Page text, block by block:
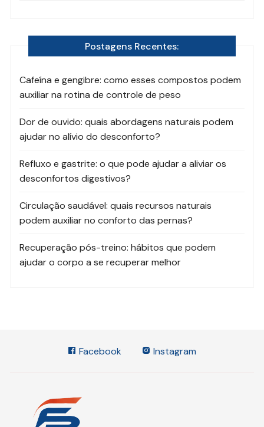
Postagens Recentes:
Cafeína e gengibre: como esses compostos podem
auxiliar na rotina de controle de peso
Dor de ouvido: quais abordagens naturais podem
ajudar no alívio do desconforto?
Refluxo e gastrite: o que pode ajudar a aliviar os
desconfortos digestivos?
Circulação saudável: quais recursos naturais
podem auxiliar no conforto das pernas?
Recuperação pós-treino: hábitos que podem
ajudar o corpo a se recuperar melhor
Facebook Instagram